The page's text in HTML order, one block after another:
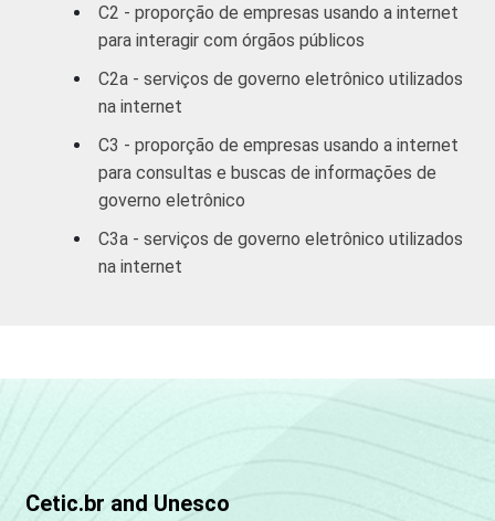
Atividades
imobiliárias;
Atividades
científicas e
técnicas;
e
92
comunicação;
atividades de
C2 - proporção de empresas usando a internet
para interagir com órgãos públicos
C2a - serviços de governo eletrônico utilizados
na internet
C3 - proporção de empresas usando a internet
para consultas e buscas de informações de
governo eletrônico
C3a - serviços de governo eletrônico utilizados
na internet
Cetic.br and Unesco